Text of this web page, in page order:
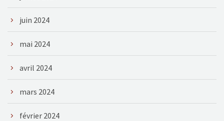
juin 2024
mai 2024
avril 2024
mars 2024
février 2024